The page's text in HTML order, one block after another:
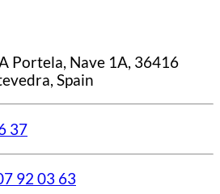
Portela, Nave 1A, 36416
Spain
37
92 03 63